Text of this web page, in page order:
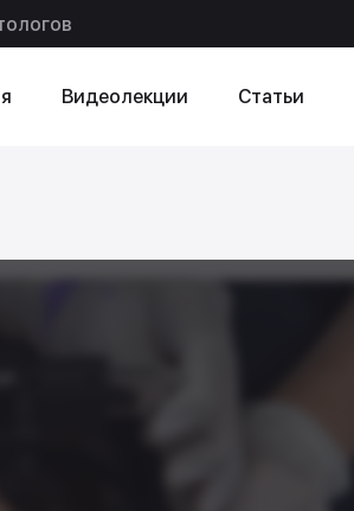
Видеолекции Статьи
в статье